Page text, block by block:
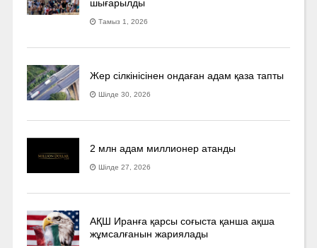
шығарылды
Тамыз 1, 2026
Жер сілкінісінен ондаған адам қаза тапты
Шілде 30, 2026
2 млн адам миллионер атанды
Шілде 27, 2026
АҚШ Иранға қарсы соғыста қанша ақша
жұмсалғанын жариялады